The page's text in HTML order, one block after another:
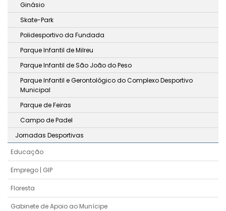
Ginásio
Skate-Park
Polidesportivo da Fundada
Parque Infantil de Milreu
Parque Infantil de São João do Peso
Parque Infantil e Gerontológico do Complexo Desportivo
Municipal
Parque de Feiras
Campo de Padel
Jornadas Desportivas
Educação
Emprego | GIP
Floresta
Gabinete de Apoio ao Munícipe